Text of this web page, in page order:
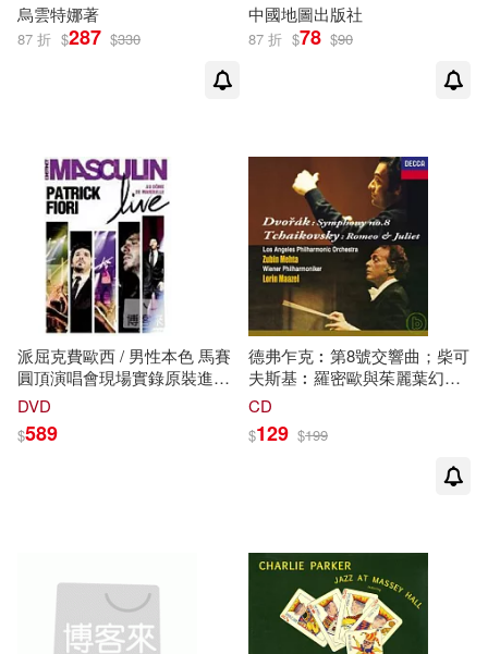
烏雲特娜著
87 折 $287 $330
中國地圖出版社
87 折 $78 $90
派屈克費歐西 / 男性本色 馬賽
圓頂演唱會現場實錄原裝進口
DVD(Patrick Fiori / L’instinct
DVD
$589
德弗乍克︰第8號交響曲；柴可
夫斯基︰羅密歐與茱麗葉幻想
序曲 / 梅塔 (指揮) 洛杉磯愛樂 /
(Dvorak : Symphony No. 8 ;
Tchaikovsky : Romeo & Juliet)
CD
$129 $199